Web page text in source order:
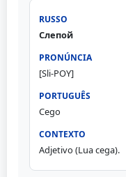
Слепой
[Sli-POY]
Cego
Adjetivo (Lua cega).